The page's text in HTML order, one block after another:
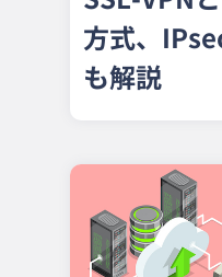
方式、
も解説